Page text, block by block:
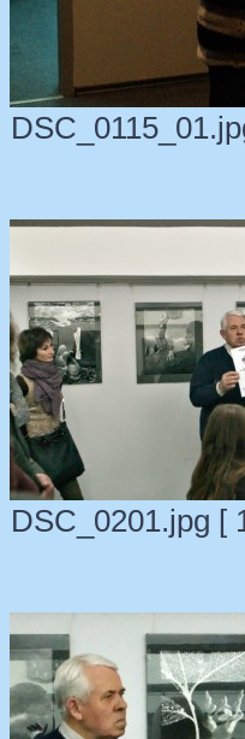
DSC_0201.jpg [